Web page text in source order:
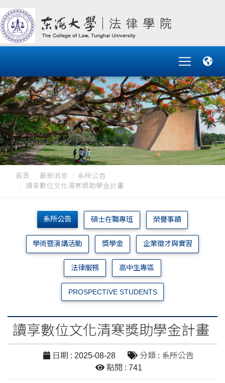
首頁 最新消息
系所公告
讀享數位文化清寒獎助學金計畫
系所公告 碩士在職專班 榮譽事蹟
學術暨演講活動 獎學金 企業徵才與實習
法律服務 高中生專區
PROSPECTIVE STUDENTS
讀享數位文化清寒獎助學金計畫
日期 : 2025-08-28
分類 : 系所公告
點閱 : 741